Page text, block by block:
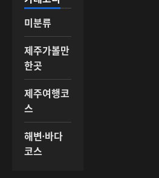
미분류
제주가볼만
한곳
제주여행코
스
해변·바다
코스